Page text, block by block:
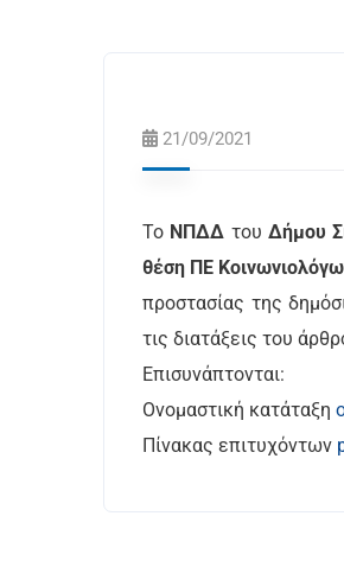
21/09/2021
Το ΝΠΔΔ του Δήμου
θέση ΠΕ
προστασίας της
τις διατάξεις του
Επισυνάπτονται:
Ονομαστική κατάταξη
Πίνακας επιτυχόντων